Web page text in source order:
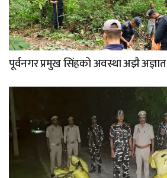
पूर्वनगर प्रमुख सिंहको अवस्था अझै अज्ञात